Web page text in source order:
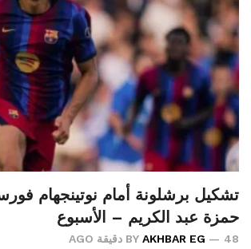
تشكيل برشلونة أمام نوتينجهام
حمزة عبد الكريم – الأسبوع
BY AKHBAR EG 48 دقيقة AGO